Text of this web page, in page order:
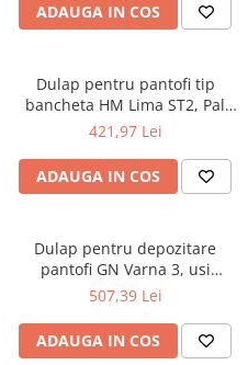
ADAUGA IN COS
Dulap pentru pantofi tip
bancheta HM Lima ST2, Pal
melaminat, stofa, capacitate 6
421,97 Lei
ADAUGA IN COS
Dulap pentru depozitare
pantofi GN Varna 3, usi
rabatabile, Pal Melaminat,
507,39 Lei
ADAUGA IN COS